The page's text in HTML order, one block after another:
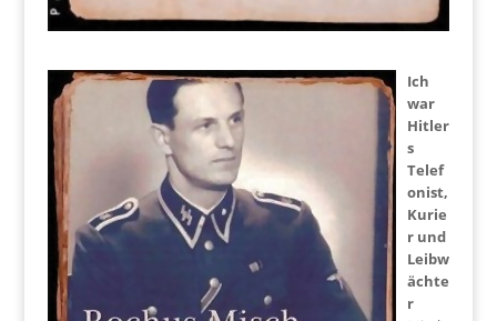
Ich
war
Hitler
s
Telef
onist,
Kurie
r und
Leibw
ächte
r